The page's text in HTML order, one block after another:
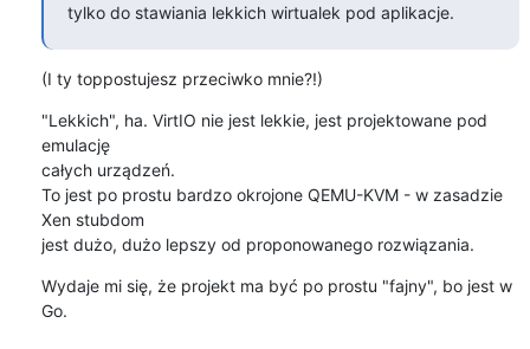
tylko do stawiania lekkich wirtualek pod aplikacje.
(I ty toppostujesz przeciwko mnie?!)
"Lekkich", ha. VirtIO nie jest lekkie, jest projektowane pod
emulację
całych urządzeń.
To jest po prostu bardzo okrojone QEMU-KVM - w zasadzie
Xen stubdom
jest dużo, dużo lepszy od proponowanego rozwiązania.
Wydaje mi się, że projekt ma być po prostu "fajny", bo jest w
Go.